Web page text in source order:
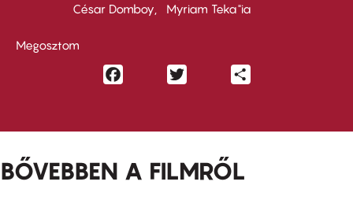
César Domboy
Myriam Teka"ia
Megosztom
Facebook
BŐVEBBEN A FILMRŐL